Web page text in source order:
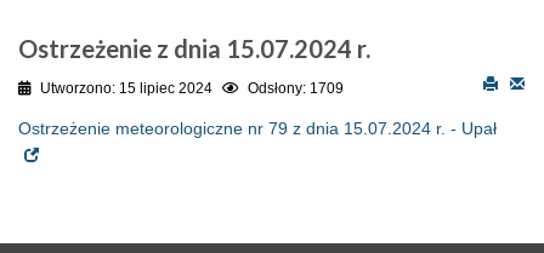
Ostrzeżenie z dnia 15.07.2024 r.
Utworzono: 15 lipiec 2024 Odsłony: 1709
Ostrzeżenie meteorologiczne nr 79 z dnia 15.07.2024 r. - Upał